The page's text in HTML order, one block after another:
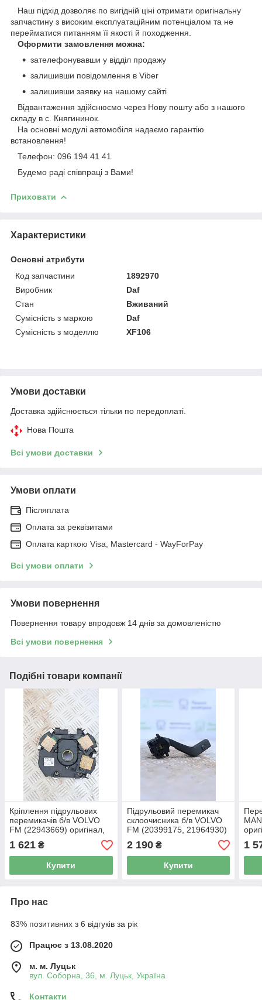
Наш підхід дозволяє по вигідній ціні отримати оригінальну
запчастину з високим експлуатаційним потенціалом та не
перейматися питанням її якості й походження.
Оформити замовлення можна:
зателефонувавши у відділ продажу
залишивши повідомлення в Viber
залишивши заявку на нашому сайті
Відвантаження здійснюємо через Нову пошту або з нашого
складу в с. Княгининок.
На основні модулі автомобіля надаємо гарантію
встановлення!
Телефон: 096 194 41 41
Будемо раді співпраці з Вами!
Приховати
Характеристики
Основні атрибути
Код запчастини
1892970
Виробник
Daf
Стан
Вживаний
Сумісність з маркою
Daf
Сумісність з моделлю
XF106
Умови доставки
Доставка здійснюється тільки по передоплаті.
Нова Пошта
Всі умови доставки
Умови оплати
Післяплата
Оплата за реквізитами
Оплата карткою Visa, Mastercard - WayForPay
Всі умови оплати
Умови повернення
Повернення товару впродовж 14 днів за домовленістю
Всі умови повернення
Подібні товари компанії
Кріплення підрульових
перемикачів б/в VOLVO
FM (22943669) оригінал,
220х60х240 мм
1 621 ₴
Купити
Підрульовий перемикач
склоочисника б/в VOLVO
FM (20399175, 21964930)
оригінал, 60х50х60 мм
2 190₴
Купити
1
Про нас
83% позитивних з 6 відгуків за рік
Працює з 13.08.2020
м. м. Луцьк
вул. Соборна, 36, м. Луцьк, Україна
Контакти